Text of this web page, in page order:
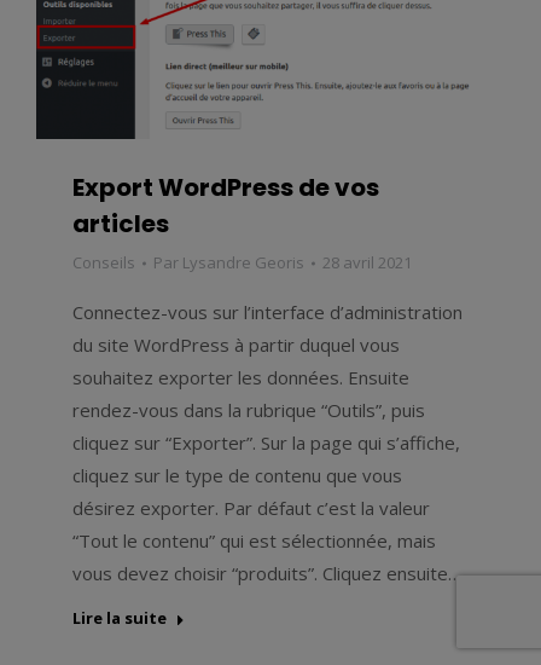
Export WordPress de vos
articles
Conseils Par Lysandre Georis 28 avril 2021
Connectez-vous sur l’interface d’administration
du site WordPress à partir duquel vous
souhaitez exporter les données. Ensuite
rendez-vous dans la rubrique “Outils”, puis
cliquez sur “Exporter”. Sur la page qui s’affiche,
cliquez sur le type de contenu que vous
désirez exporter. Par défaut c’est la valeur
“Tout le contenu” qui est sélectionnée, mais
vous devez choisir “produits”. Cliquez ensuite…
Lire la suite